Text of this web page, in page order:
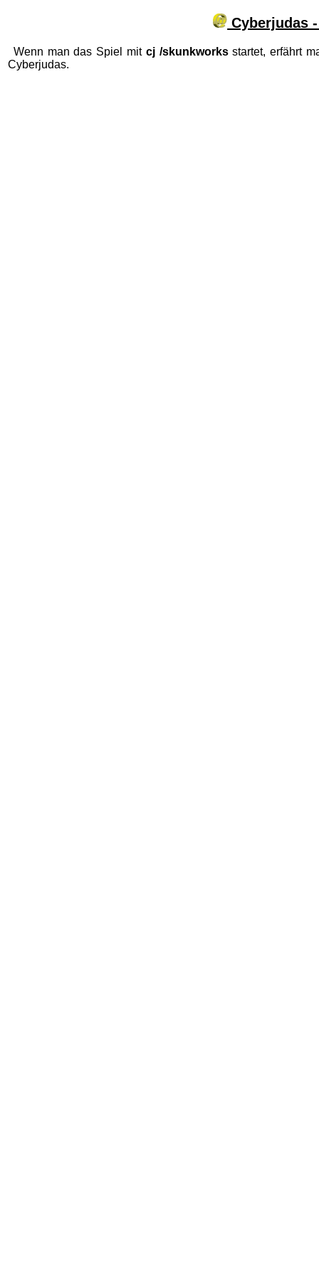
Cyberjudas
Wenn man das Spiel mit cj /skunkworksstartet, erfährt
Cyberjudas.